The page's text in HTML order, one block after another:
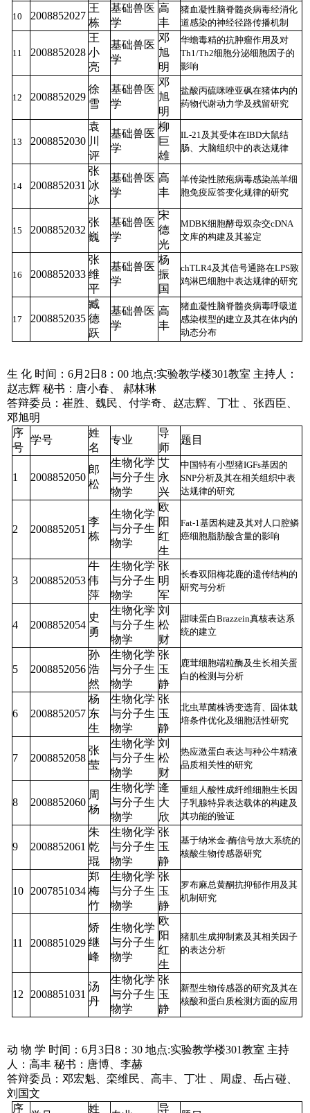
10 2008852027
王
栋
基础兽医
学
高
丰
猪血凝性脑脊髓炎病毒经消化
道感染的神经径路传播机制
11 2008852028
王
小
亮
基础兽医
学
邓
旭
明
华蟾毒精的抗肿瘤作用及对
Th1/Th2细胞分泌细胞因子的
影响
12 2008852029
徐
雪
基础兽医
学
邓
旭
明
盐酸丙硫咪唑亚砜在猪体内的
药物代谢动力学及残留研究
13 2008852030
袁
川
评
基础兽医
学
柳
巨
雄
IL-21及其受体在IBD大鼠结
肠、大脑组织中的表达规律
14 2008852031
张
冰
冰
基础兽医
学
高
丰
羊传染性脓疱病毒感染羔羊细
胞免疫应答变化规律的研究
15 2008852032
张
巍
基础兽医
学
宋
德
光
MDBK细胞酵母双杂交cDNA
文库的构建及其鉴定
16 2008852033
张
维
平
基础兽医
学
杨
振
国
chTLR4及其信号通路在LPS致
鸡淋巴细胞中表达规律的研究
17 2008852035
臧
德
跃
基础兽医
学
高
丰
猪血凝性脑脊髓炎病毒呼吸道
感染模型的建立及其在体内的
动态分布
生 化 时间：6月2日8：00 地点:实验教学楼301教室 主持人：
赵志辉 秘书：唐小春、 郝林琳
答辩委员：崔胜、魏民、付学奇、赵志辉、丁壮 、张西臣、
邓旭明
序
号
学号
姓
名
专业
导
师
题目
1 2008852050
郎
松
生物化学
与分子生
物学
艾
永
兴
中国特有小型猪IGFs基因的
SNP分析及其在相关组织中表
达规律的研究
2 2008852051
李
栋
生物化学
与分子生
物学
欧
阳
红
生
Fat-1基因构建及其对人口腔鳞
癌细胞脂肪酸含量的影响
3 2008852053
牛
伟
萍
生物化学
与分子生
物学
张
明
军
长春双阳梅花鹿的遗传结构的
研究与分析
4 2008852054
史
勇
生物化学
与分子生
物学
刘
松
财
甜味蛋白Brazzein真核表达系
统的建立
5 2008852056
孙
浩
然
生物化学
与分子生
物学
张
玉
静
鹿茸细胞端粒酶及生长相关蛋
白的检测与分析
6 2008852057
杨
东
生
生物化学
与分子生
物学
张
玉
静
北虫草菌株诱变选育、固体栽
培条件优化及细胞活性研究
7 2008852058
张
莹
生物化学
与分子生
物学
刘
松
财
热应激蛋白表达与种公牛精液
品质相关性的研究
8 2008852060
周
杨
生物化学
与分子生
物学
逄
大
欣
重组人酸性成纤维细胞生长因
子乳腺特异表达载体的构建及
其功能的验证
9 2008852061
朱
乾
琨
生物化学
与分子生
物学
张
玉
静
基于纳米金-酶信号放大系统的
核酸生物传感器研究
10 2007851034
郑
梅
竹
生物化学
与分子生
物学
张
玉
静
罗布麻总黄酮抗抑郁作用及其
机制研究
11 2008851029
矫
继
峰
生物化学
与分子生
物学
欧
阳
红
生
猪肌生成抑制素及其相关因子
的表达分析
12 2008851031
汤
丹
生物化学
与分子生
物学
张
玉
静
新型生物传感器的研究及其在
核酸和蛋白质检测方面的应用
动 物 学 时间：6月3日8：30 地点:实验教学楼301教室 主持
人：高丰 秘书：唐博、李赫
答辩委员：邓宏魁、栾维民、高丰、丁壮 、周虚、岳占碰、
刘国文
序
姓 导